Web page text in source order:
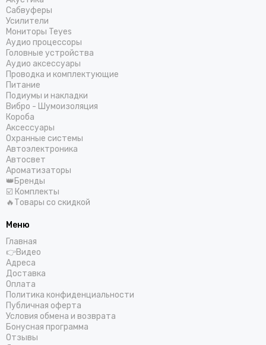
Braim
Blam
BRAX
Cadence
Calcell
COLT
Centurion
CDT
ComfortMat
Challenger
СтартВольт
DEGO
DD Audio
DAXX
Dunobil
D/S/D
EDGE
ESX
E.O.S.
FSD Audio
Focal
Five
GAS
Сабвуферы
Усилители
Мониторы Teyes
Аудио процессоры
Головные устройства
Аудио аксессуары
Проводка и комплектующие
Питание
Подиумы и накладки
Вибро - Шумоизоляция
Короба
Аксессуары
Охранные системы
Автоэлектроника
Автосвет
Ароматизаторы
👑Бренды
☑️ Комплекты
🔥Товары со скидкой
Меню
Главная
👉Видео
Адреса
Доставка
Оплата
Политика конфиденциальности
Публичная оферта
Условия обмена и возврата
Бонусная программа
Отзывы